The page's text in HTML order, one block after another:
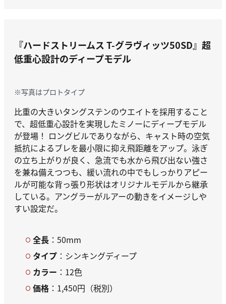
『ハードストリームス T-グラヴィッツ50SD』 超
低重心設計のディープモデル
※写真はプロトタイプ
比重の大きいタングステンのウエイトを採用すること
で、超低重心設計を実現したミノーにディープモデル
が登場！ ロングビルでありながら、キャスト時の空気
抵抗によるブレを最小限に抑え飛距離をアップ。泳ぎ
の立ち上がりが良く、急流でも水から飛び出ない強さ
を兼ね備えつつも、緩い流れの中でもしっかりアピー
ルが可能な背っ張り形状はオリジナルモデルから継承
している。アングラーがルアーの動きをイメージしや
すい設定だ。
全長 ：50mm
タイプ ：シンキングディープ
カラー ：12色
価格 ：1,450円（税別）